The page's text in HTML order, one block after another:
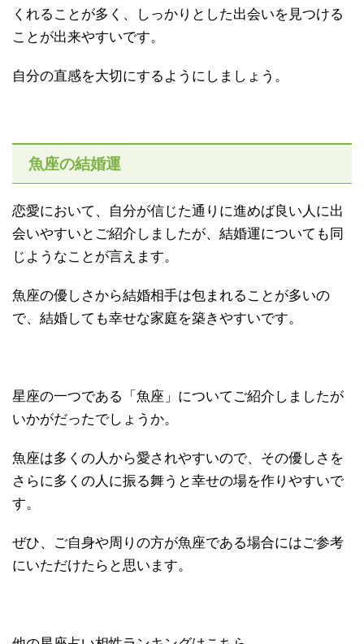
くれることが多く、しっかりとした出会いを見つける
ことが出来やすいです。
自分の直感を大切にするようにしましょう。
魚座の結婚運
恋愛において、自分が信じた通りに進めば良い人に出
会いやすいとご紹介しましたが、結婚運についても同
じようなことが言えます。
魚座の優しさから結婚相手は包まれることが多いの
で、結婚しても幸せな家庭を築きやすいです。
星座の一つである「魚座」についてご紹介しましたが
いかがだったでしょうか。
魚座は多くの人から愛されやすいので、その優しさを
さらに多くの人に振る舞うと幸せの場を作りやすいで
す。
ぜひ、ご自身や周りの方が魚座である場合にはご参考
にいただけたらと思います。